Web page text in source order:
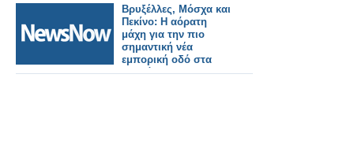
Βρυξέλλες, Μόσχα και
Πεκίνο: Η αόρατη
μάχη για την πιο
σημαντική νέα
εμπορική οδό στα
Βαλκάνια.